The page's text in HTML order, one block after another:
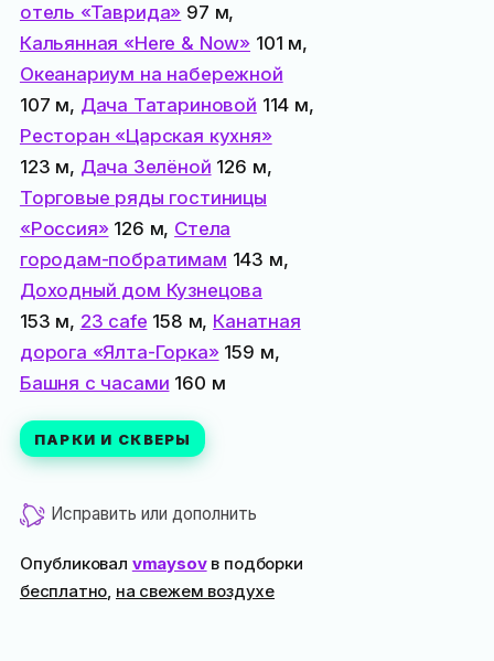
отель «Таврида» 97 м,
Кальянная «Here & Now» 101 м,
Океанариум на набережной
107 м, Дача Татариновой 114 м,
Ресторан «Царская кухня»
123 м, Дача Зелёной 126 м,
Торговые ряды гостиницы
«Россия»126 м, Стела
городам-побратимам 143 м,
Доходный дом Кузнецова
153 м, 23 cafe 158 м, Канатная
дорога «Ялта-Горка»159 м,
Башня с часами 160 м
ПАРКИ И СКВЕРЫ
Исправить или дополнить
Опубликовал vmaysovв подборки
бесплатно, на свежем воздухе